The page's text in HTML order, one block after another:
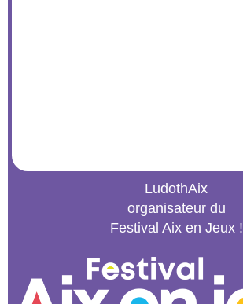
LudothAix
organisateur du
Festival Aix en Jeux !